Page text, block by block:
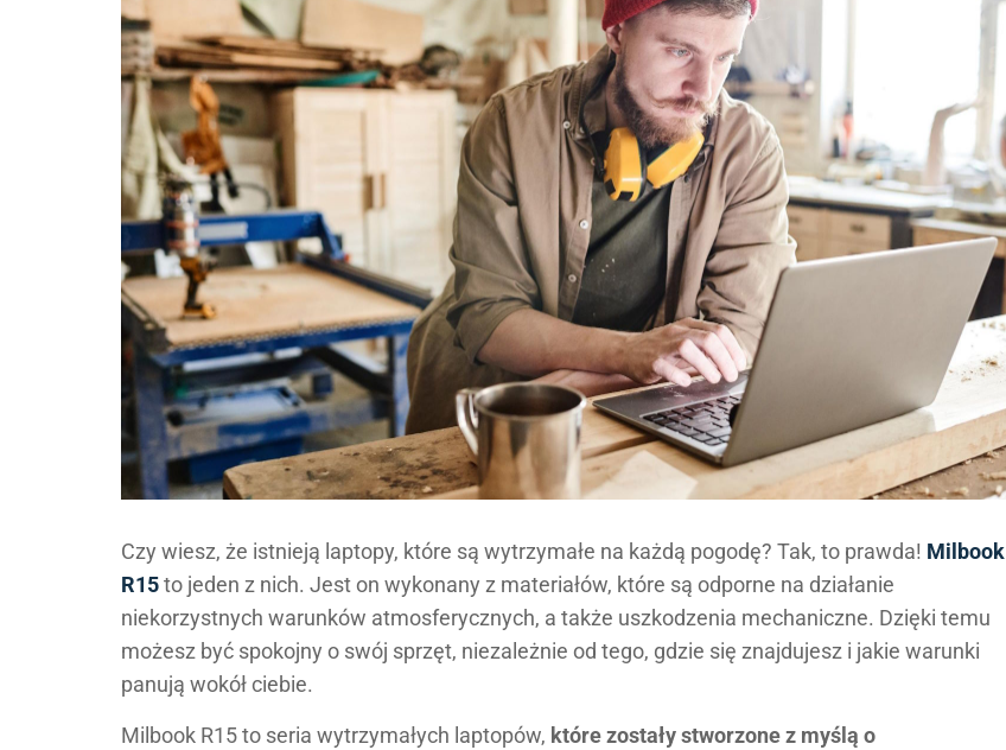
Czy wiesz, że istnieją laptopy, które są wytrzymałe na każdą pogodę? Tak, to prawda! Milbook
R15to jeden z nich. Jest on wykonany z materiałów, które są odporne na działanie
niekorzystnych warunków atmosferycznych, a także uszkodzenia mechaniczne. Dzięki temu
możesz być spokojny o swój sprzęt, niezależnie od tego, gdzie się znajdujesz i jakie warunki
panują wokół ciebie.
Milbook R15 to seria wytrzymałych laptopów, które zostały stworzone z myślą o